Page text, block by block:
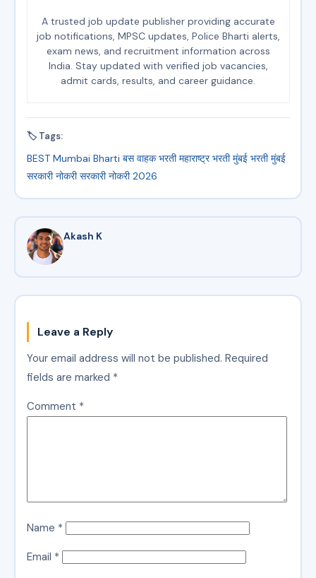
A trusted job update publisher providing accurate
job notifications, MPSC updates, Police Bharti alerts,
exam news, and recruitment information across
India. Stay updated with verified job vacancies,
admit cards, results, and career guidance.
🏷 Tags:
BEST Mumbai Bharti बस वाहक भरती महाराष्ट्र भरती मुंबई भरती मुंबई
सरकारी नोकरी सरकारी नोकरी 2026
Akash K
Leave a Reply
Your email address will not be published. Required
fields are marked *
Comment *
Name *
Email *